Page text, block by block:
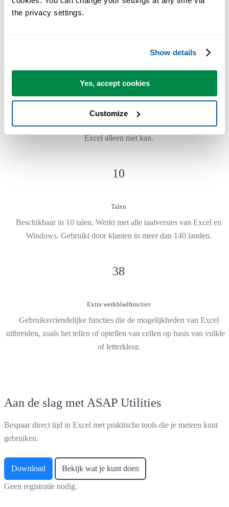
the privacy settings.
Show details
Yes, accept cookies
Customize
Gebruikt door teams in meer dan 28.500 organisaties.
De tools in ASAP Utilities helpen je tijd besparen en dingen doen
Excel alleen niet kan.
10
Talen
Beschikbaar in 10 talen. Werkt met alle taalversies van Excel en
Windows. Gebruikt door klanten in meer dan 140 landen.
38
Extra werkbladfuncties
Gebruiksvriendelijke functies die de mogelijkheden van Excel
uitbreiden, zoals het tellen of optellen van cellen op basis van
of letterkleur.
Aan de slag met ASAP Utilities
Bespaar direct tijd in Excel met praktische tools die je meteen kunt
gebruiken.
Download Bekijk wat je kunt doen
Geen registratie nodig.